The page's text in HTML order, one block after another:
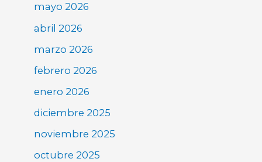
mayo 2026
abril 2026
marzo 2026
febrero 2026
enero 2026
diciembre 2025
noviembre 2025
octubre 2025